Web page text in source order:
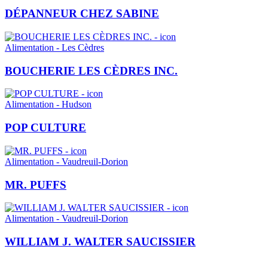
DÉPANNEUR CHEZ SABINE
Alimentation - Les Cèdres
BOUCHERIE LES CÈDRES INC.
Alimentation - Hudson
POP CULTURE
Alimentation - Vaudreuil-Dorion
MR. PUFFS
Alimentation - Vaudreuil-Dorion
WILLIAM J. WALTER SAUCISSIER